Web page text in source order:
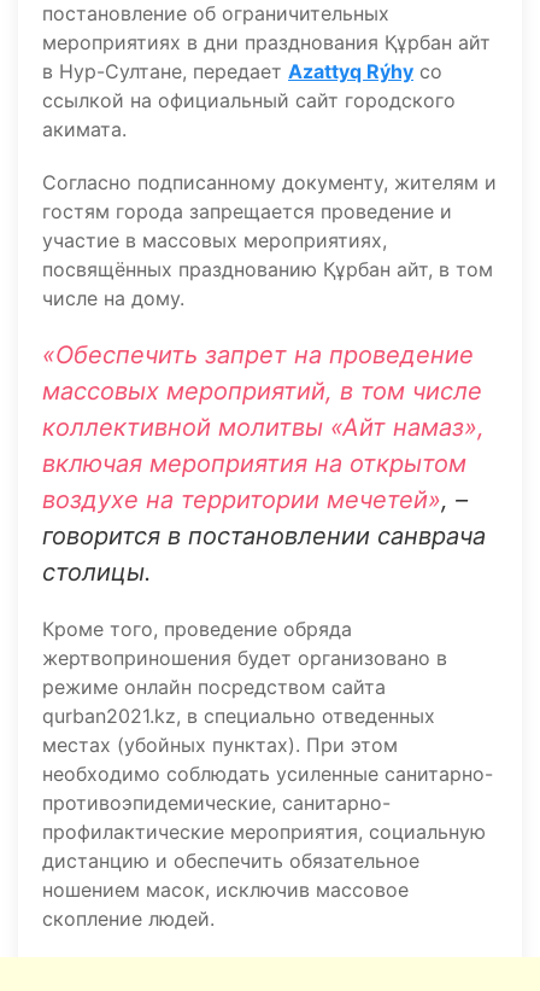
постановление об ограничительных
мероприятиях в дни празднования Құрбан айт
в Нур-Султане, передает Azattyq Rýhy со
ссылкой на официальный сайт городского
акимата.
Согласно подписанному документу, жителям и
гостям города запрещается проведение и
участие в массовых мероприятиях,
посвящённых празднованию Құрбан айт, в том
числе на дому.
«Обеспечить запрет на проведение
массовых мероприятий, в том числе
коллективной молитвы «Айт намаз»,
включая мероприятия на открытом
воздухе на территории мечетей», –
говорится в постановлении санврача
столицы.
Кроме того, проведение обряда
жертвоприношения будет организовано в
режиме онлайн посредством сайта
qurban2021.kz, в специально отведенных
местах (убойных пунктах). При этом
необходимо соблюдать усиленные санитарно-
противоэпидемические, санитарно-
профилактические мероприятия, социальную
дистанцию и обеспечить обязательное
ношением масок, исключив массовое
скопление людей.